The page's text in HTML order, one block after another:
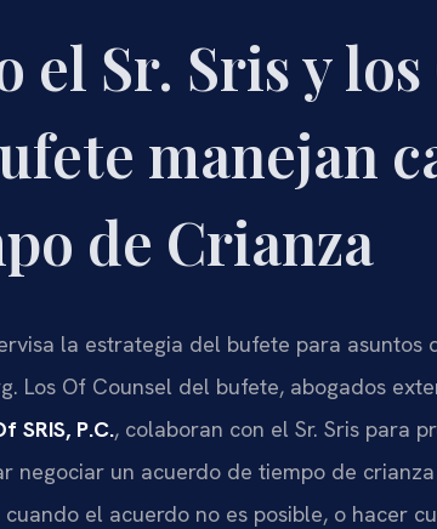
el Sr. Sris y
manejan
de Crianza
la estrategia del bufete para asuntos
Los Of Counsel del bufete, abogados
SRIS, P.C., colaboran con el Sr. Sris para
negociar un acuerdo de tiempo de
el acuerdo no es posible, o hacer